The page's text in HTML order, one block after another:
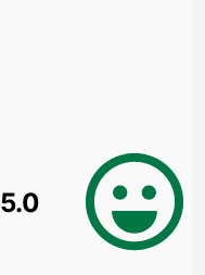
5.0